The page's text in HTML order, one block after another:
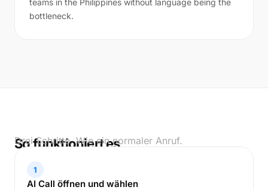
teams in the Philippines without language being the
bottleneck.
So funktioniert es
Drei Schritte. Wie ein normaler Anruf.
1
AI Call öffnen und wählen